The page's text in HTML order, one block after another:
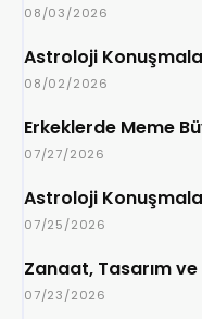
08/03/2026
Astroloji
08/02/2026
Erkeklerde Meme
07/27/2026
Astroloji
07/25/2026
Zanaat, Tasarım
07/23/2026